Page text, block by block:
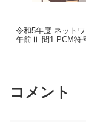
令和5年度 ネット
午前Ⅱ 問1 PCM符
コメント